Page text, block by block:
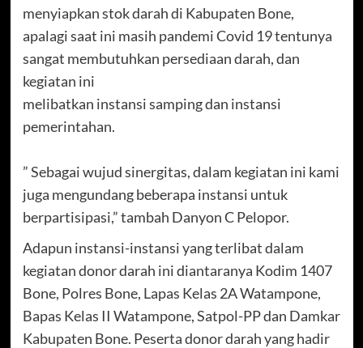
menyiapkan stok darah di Kabupaten Bone,
apalagi saat ini masih pandemi Covid 19 tentunya
sangat membutuhkan persediaan darah, dan
kegiatan ini
melibatkan instansi samping dan instansi
pemerintahan.
” Sebagai wujud sinergitas, dalam kegiatan ini kami
juga mengundang beberapa instansi untuk
berpartisipasi,” tambah Danyon C Pelopor.
Adapun instansi-instansi yang terlibat dalam
kegiatan donor darah ini diantaranya Kodim 1407
Bone, Polres Bone, Lapas Kelas 2A Watampone,
Bapas Kelas II Watampone, Satpol-PP dan Damkar
Kabupaten Bone. Peserta donor darah yang hadir